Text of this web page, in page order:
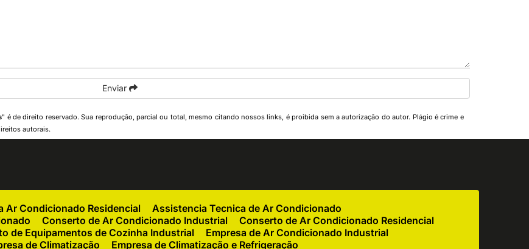
Enviar
" é de direito reservado. Sua reprodução, parcial ou total, mesmo citando nossos links, é proibida sem a autorização do autor. Plágio é crime e
autorais.
Ar Condicionado Residencial
Assistencia Tecnica de Ar Condicionado
Conserto de Ar Condicionado Industrial
Conserto de Ar Condicionado Residencial
de Equipamentos de Cozinha Industrial
Empresa de Ar Condicionado Industrial
de Climatização
Empresa de Climatização e Refrigeração